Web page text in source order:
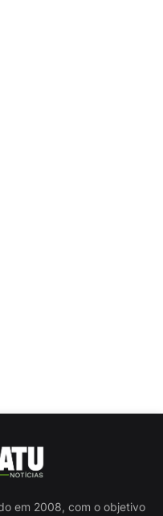
em 2008, com o objetivo